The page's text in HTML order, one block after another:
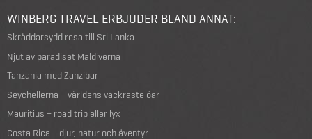
WINBERG TRAVEL ERBJUDER BLAND ANNAT:
Skräddarsydd resa till Sri Lanka
Njut av paradiset Maldiverna
Tanzania med Zanzibar
Seychellerna – världens vackraste öar
Mauritius – road trip eller lyx
Costa Rica – djur, natur och äventyr